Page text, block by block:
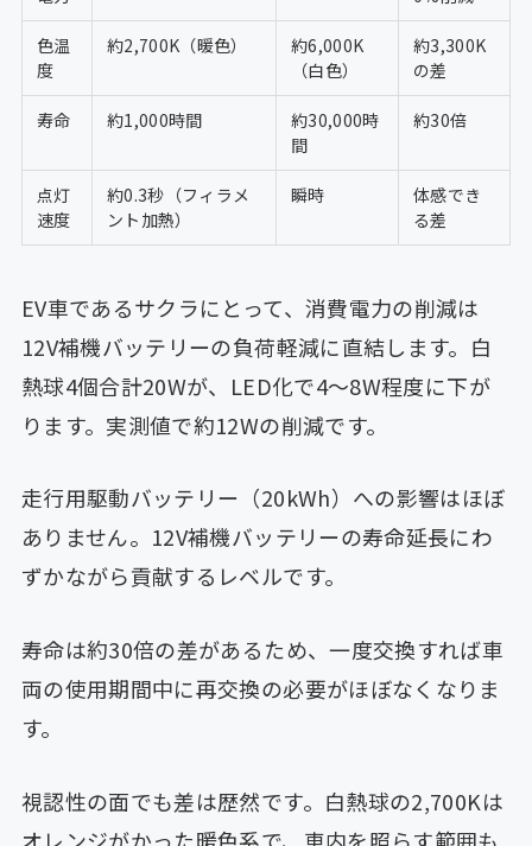
色温
度
約2,700K（暖色）
約6,000K
（白色）
約3,300K
の差
寿命 約1,000時間
約30,000時
間
約30倍
点灯
速度
約0.3秒（フィラメ
ント加熱）
瞬時
体感でき
る差
EV車であるサクラにとって、消費電力の削減は
12V補機バッテリーの負荷軽減に直結します。白
熱球4個合計20Wが、LED化で4〜8W程度に下が
ります。実測値で約12Wの削減です。
走行用駆動バッテリー（20kWh）への影響はほぼ
ありません。12V補機バッテリーの寿命延長にわ
ずかながら貢献するレベルです。
寿命は約30倍の差があるため、一度交換すれば車
両の使用期間中に再交換の必要がほぼなくなりま
す。
視認性の面でも差は歴然です。白熱球の2,700Kは
オレンジがかった暖色系で、車内を照らす範囲も